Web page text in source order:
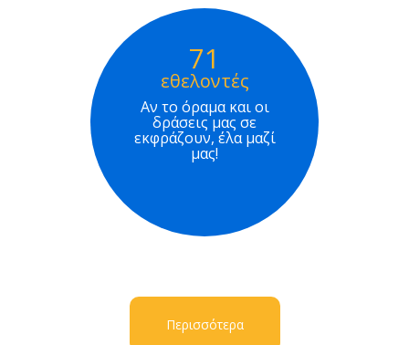
71
εθελοντές
Αν το όραμα και οι
δράσεις μας σε
εκφράζουν, έλα μαζί
μας!
Περισσότερα